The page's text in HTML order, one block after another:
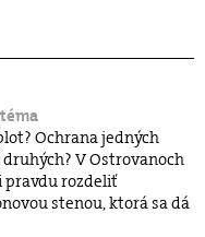
Ochrana jedných
V Ostrovanoch
pravdu rozdeliť
stenou, ktorá sa dá